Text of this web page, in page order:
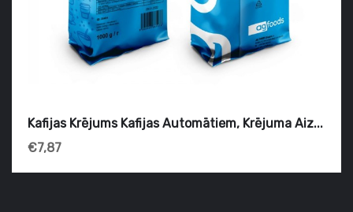
Kafijas Krējums Kafijas Automātiem, Krējuma Aiz...
€7,87